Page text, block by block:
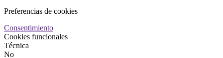
Preferencias de cookies
Consentimiento
Cookies funcionales
Técnica
No